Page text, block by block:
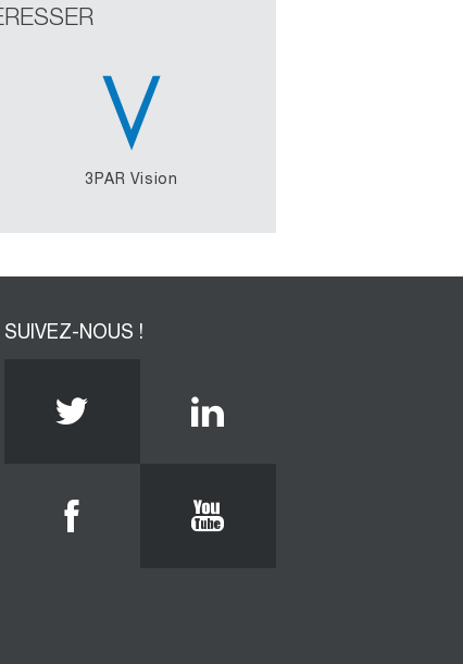
3PAR Vision
SUIVEZ-NOUS !
Twitter Linkedin
FacebookYoutube